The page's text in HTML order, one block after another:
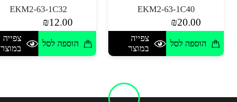
EKM2-63-1C40
₪20.00
הוספה לסל
צפייה
במוצר
EKM2-63-1C32
₪12.00
הוספה לסל
צפייה
במוצר